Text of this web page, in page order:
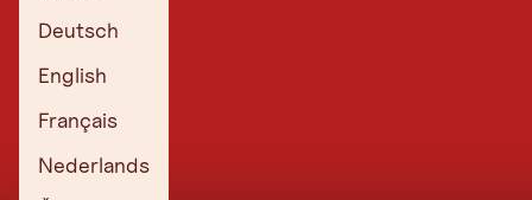
Deutsch
English
Français
Nederlands